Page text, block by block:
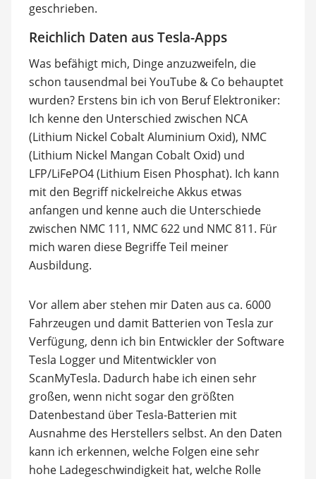
geschrieben.
Reichlich Daten aus Tesla-Apps
Was befähigt mich, Dinge anzuzweifeln, die
schon tausendmal bei YouTube & Co behauptet
wurden? Erstens bin ich von Beruf Elektroniker:
Ich kenne den Unterschied zwischen NCA
(Lithium Nickel Cobalt Aluminium Oxid), NMC
(Lithium Nickel Mangan Cobalt Oxid) und
LFP/LiFePO4 (Lithium Eisen Phosphat). Ich kann
mit den Begriff nickelreiche Akkus etwas
anfangen und kenne auch die Unterschiede
zwischen NMC 111, NMC 622 und NMC 811. Für
mich waren diese Begriffe Teil meiner
Ausbildung.
Vor allem aber stehen mir Daten aus ca. 6000
Fahrzeugen und damit Batterien von Tesla zur
Verfügung, denn ich bin Entwickler der Software
Tesla Logger und Mitentwickler von
ScanMyTesla. Dadurch habe ich einen sehr
großen, wenn nicht sogar den größten
Datenbestand über Tesla-Batterien mit
Ausnahme des Herstellers selbst. An den Daten
kann ich erkennen, welche Folgen eine sehr
hohe Ladegeschwindigkeit hat, welche Rolle